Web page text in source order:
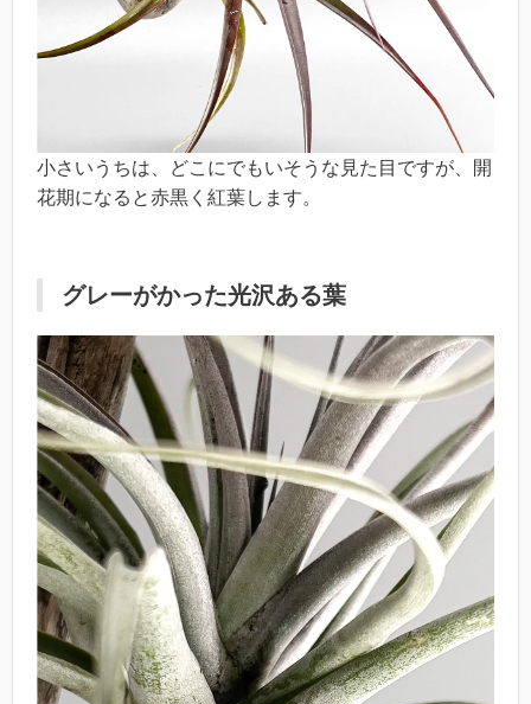
小さいうちは、どこにでもいそうな見た目ですが、開
花期になると赤黒く紅葉します。
グレーがかった光沢ある葉